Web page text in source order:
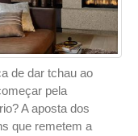
de dar tchau ao
pela
A aposta dos
que remetem a